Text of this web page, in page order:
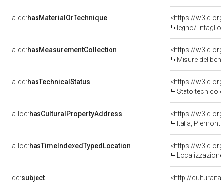
a-dd:hasMaterialOrTechnique
<https://
legno/
a-dd:hasMeasurementCollection
<https://
Misure del
a-dd:hasTechnicalStatus
<https://
Stato tecnico
a-loc:hasCulturalPropertyAddress
<https://
Italia,
a-loc:hasTimeIndexedTypedLocation
<https://
dc:subject <http://